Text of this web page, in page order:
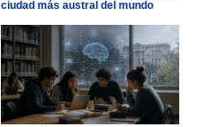
ciudad más austral del mundo